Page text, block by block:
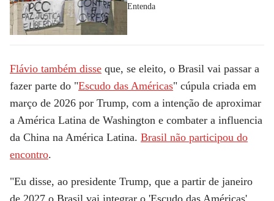
Entenda
Flávio também disse que, se eleito, o Brasil vai passar a
fazer parte do "Escudo das Américas" cúpula criada em
março de 2026 por Trump, com a intenção de aproximar
a América Latina de Washington e combater a influencia
da China na América Latina. Brasil não participou do
encontro.
"Eu disse, ao presidente Trump, que a partir de janeiro
de 2027 o Brasil vai integrar o 'Escudo das Américas'